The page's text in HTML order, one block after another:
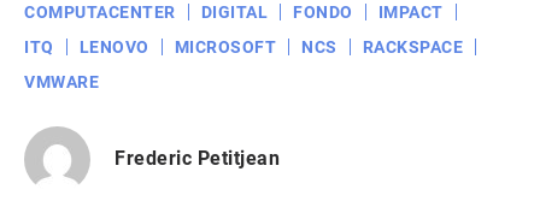
COMPUTACENTER
DIGITAL FONDO
IMPACT
ITQ
LENOVO MICROSOFT NCS
RACKSPACE
VMWARE
Frederic Petitjean